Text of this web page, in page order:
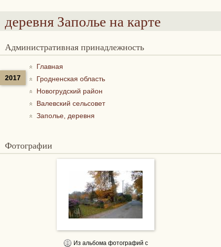
деревня Заполье на карте
Административная принадлежность
2017
Главная
Гродненская область
Новогрудский район
Валевский сельсовет
Заполье, деревня
Фотографии
Из альбома фотографий с